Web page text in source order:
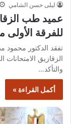
ليلى حسن الشامي
عميد طب
للفرقة الأولى
تفقد الدكتور
الزقازيق الامتحانات
والتأكد…
أكمل القراءة »